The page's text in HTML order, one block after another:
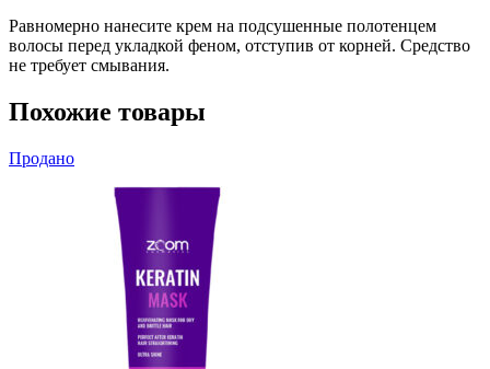
Равномерно нанесите крем на подсушенные полотенцем
волосы перед укладкой феном, отступив от корней. Средство
не требует смывания.
Похожие товары
Продано